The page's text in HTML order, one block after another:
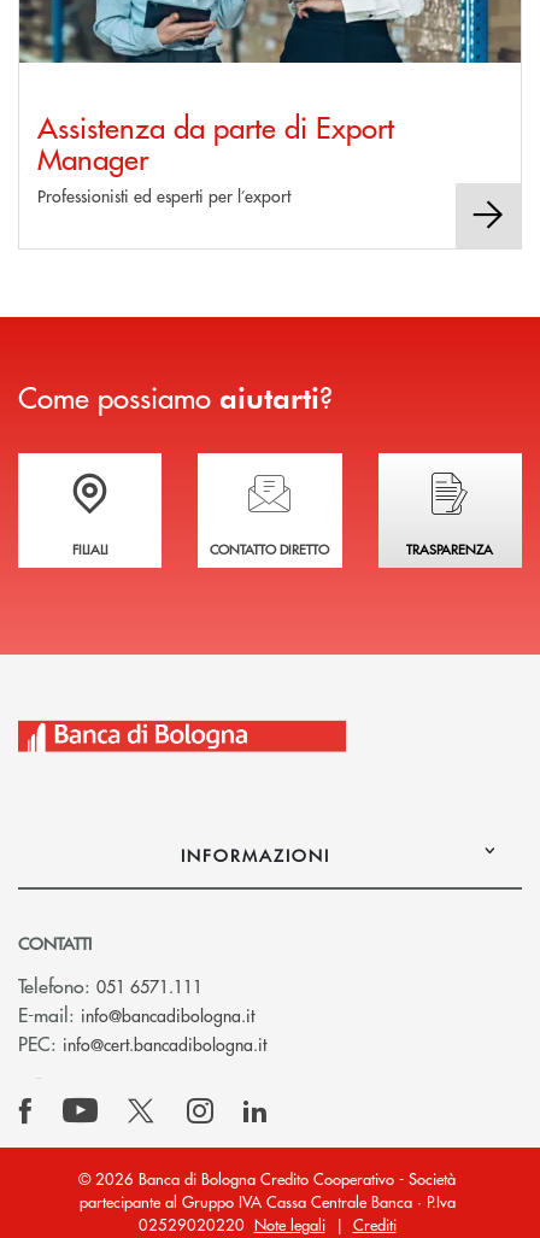
Assistenza da parte di Export
Manager
Professionisti ed esperti per l’export
Come possiamo aiutarti?
Trova la filiale più vicina a te
FILIALI
Hai bisogno di assistenza immediata?
CONTATTO DIRETTO
Hai bisogno di
TRASPARENZA
INFORMAZIONI
CONTATTI
Telefono: 051 6571.111
E-mail: info@bancadibologna.it(si apre l’app di posta elettronica)
PEC: info@cert.bancadibologna.it(si apre l’app di posta
© 2026 Banca di Bologna Credito Cooperativo - Società
partecipante al Gruppo IVA Cassa Centrale Banca · P.Iva
02529020220 Note legali| Crediti